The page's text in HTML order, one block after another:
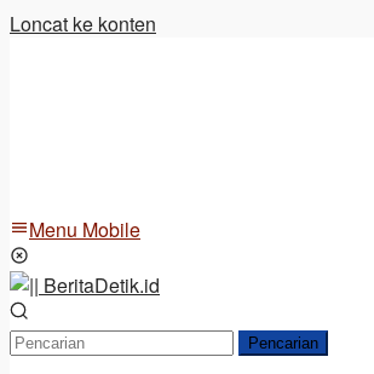
Loncat ke konten
Menu Mobile
Pencarian